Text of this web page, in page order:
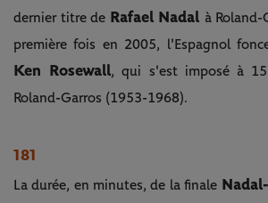
dernier titre de Rafael Nadal à Roland-
première fois en 2005, l'Espagnol
Ken Rosewall, qui s'est imposé à
Roland-Garros (1953-1968).
181
La durée, en minutes, de la finale